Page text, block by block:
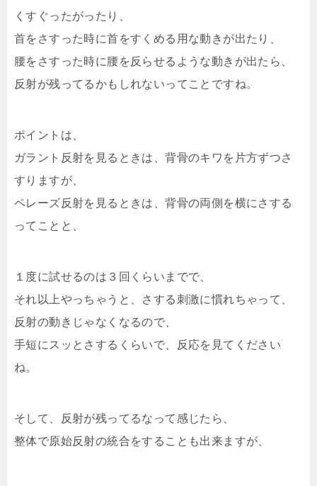
くすぐったがったり、
首をさすった時に首をすくめる用な動きが出たり、
腰をさすった時に腰を反らせるような動きが出たら、
反射が残ってるかもしれないってことですね。
ポイントは、
ガラント反射を見るときは、背骨のキワを片方ずつさ
すりますが、
ペレーズ反射を見るときは、背骨の両側を横にさする
ってことと、
１度に試せるのは３回くらいまでで、
それ以上やっちゃうと、さする刺激に慣れちゃって、
反射の動きじゃなくなるので、
手短にスッとさするくらいで、反応を見てください
ね。
そして、反射が残ってるなって感じたら、
整体で原始反射の統合をすることも出来ますが、